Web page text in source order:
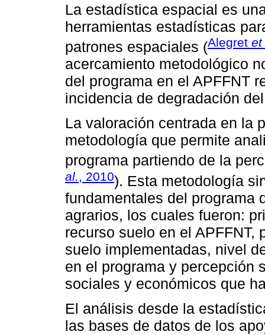
La estadística espacial es
herramientas estadísticas
patrones espaciales (Alegret et
acercamiento metodológico
del programa en el APFFNT
incidencia de degradación
La valoración centrada en la
metodología que permite
programa partiendo de la
al. , 2010). Esta metodología
fundamentales del programa
agrarios, los cuales fueron:
recurso suelo en el APFFNT,
suelo implementadas, nivel
en el programa y percepción
sociales y económicos que
El análisis desde la
las bases de datos de los